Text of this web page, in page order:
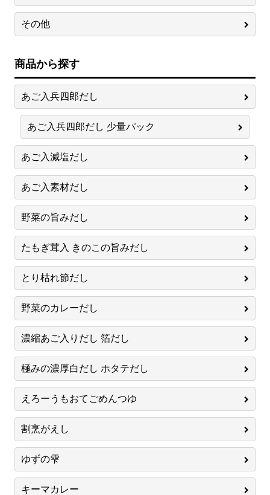
その他
商品から探す
あご入兵四郎だし
あご入兵四郎だし 少量パック
あご入減塩だし
あご入素材だし
野菜の旨みだし
たもぎ茸入 きのこの旨みだし
とり枯れ節だし
野菜のカレーだし
濃縮あご入りだし 箔だし
極みの濃厚白だし ホタテだし
えろーうもおてごめんつゆ
割烹がえし
ゆずの雫
キーマカレー